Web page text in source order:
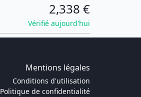
2,338 €
Vérifié aujourd'hui
Mentions légales
Conditions d'utilisation
Politique de confidentialité